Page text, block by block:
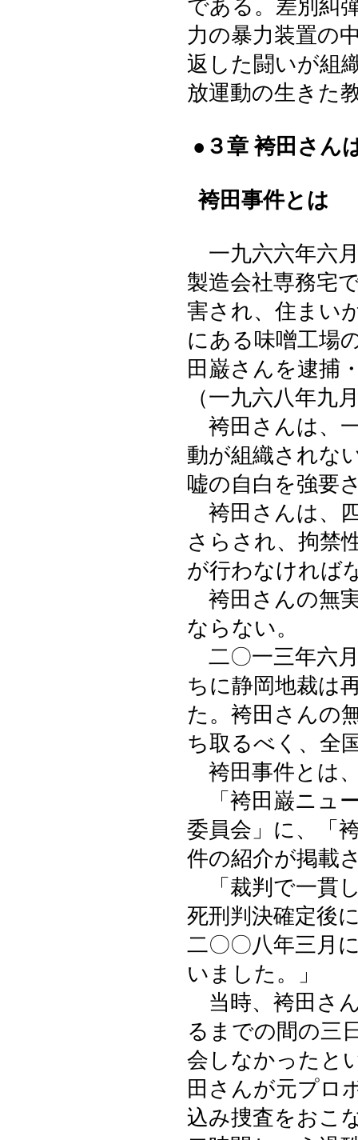
である。差別糾
力の暴力装置の
返した闘いが組
放運動の生きた
●３章 袴田さん
袴田事件とは
一九六六年六
製造会社専務宅
害され、住まい
にある味噌工場
田巌さんを逮捕
（一九六八年九
袴田さんは、
動が組織されな
嘘の自白を強要
袴田さんは、
さらされ、拘禁
が行わなければ
袴田さんの無
ならない。
二〇一三年六
ちに静岡地裁は
た。袴田さんの
ち取るべく、全
袴田事件とは
「袴田巌ニュ
委員会」に、「
件の紹介が掲載
「裁判で一貫
死刑判決確定後
二〇〇八年三月
いました。」
当時、袴田さ
るまでの間の三
会しなかったと
田さんが元プロ
込み捜査をおこ